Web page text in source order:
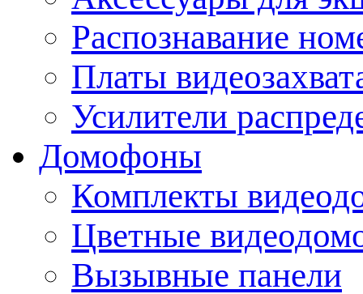
Распознавание
Платы
Усилители
Домофоны
Комплекты
Цветные
Вызывные панели